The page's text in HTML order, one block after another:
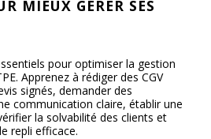
MIEUX GÉRER SES
pour optimiser la gestion
Apprenez à rédiger des CGV
signés, demander des
communication claire, établir une
la solvabilité des clients et
repli efficace.